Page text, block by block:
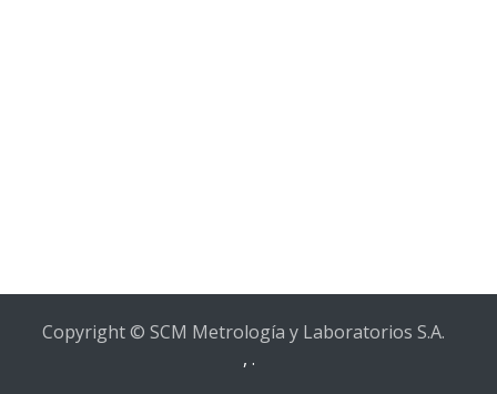
Copyright © SCM Metrología y Laboratorios S.A.
, .